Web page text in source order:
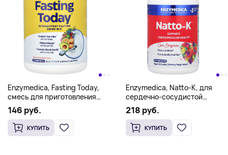
Enzymedica, Fasting Today,
смесь для приготовления
напитка для Интервальное
голодание, тропический
ананас, 264 г (9,31 унции)
146 руб.
КУПИТЬ
Enzymedica, Natto-K, для
сердечно-сосудистой
системы, 90 капсул
218 руб.
КУПИТЬ